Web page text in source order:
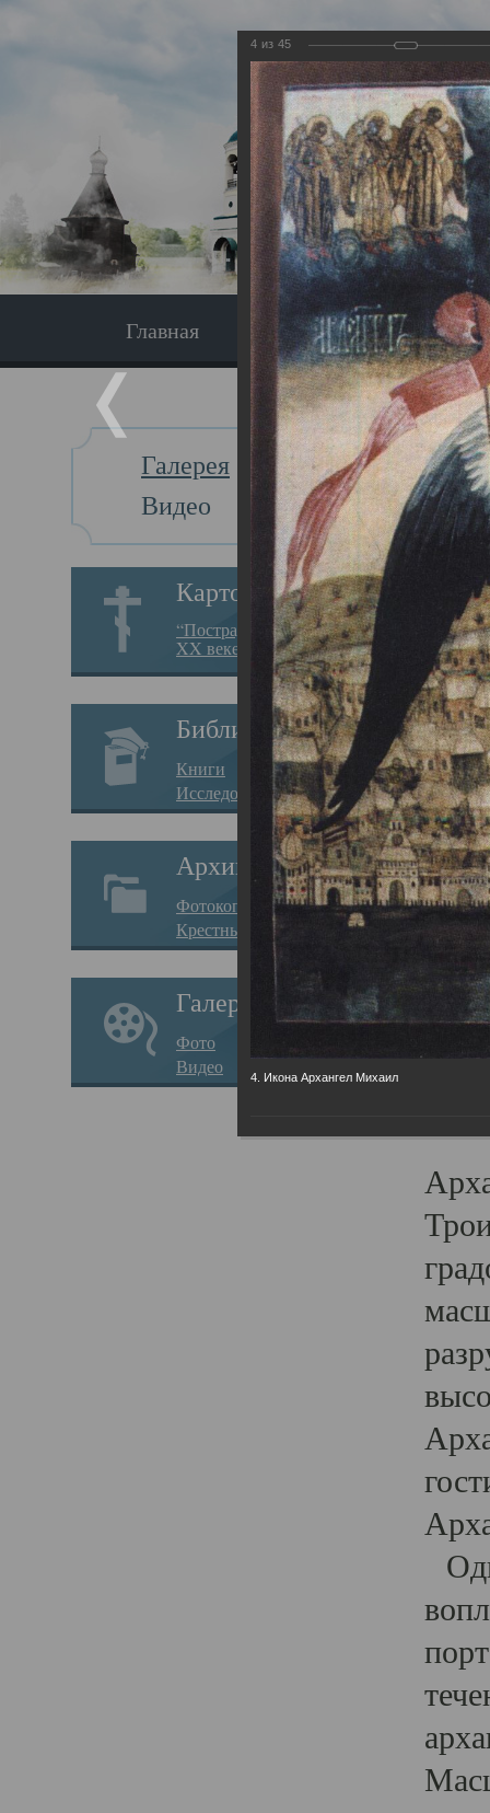
Главная Экскурсия
Галерея
Видео
Картотека
“Пострадавшие за веру в
XX веке на Севере”
Библиотека
Книги
Исследования
Архив
Фотокопии дел
Крестные ходы
Галерея
Фото
Видео
Главная
4 из 45
4. Икона Архангел Михаил